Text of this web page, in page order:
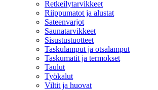
Retkeilytarvikkeet
Riippumatot ja alustat
Sateenvarjot
Saunatarvikkeet
Sisustustuotteet
Taskulamput ja otsalamput
Taskumatit ja termokset
Taulut
Työkalut
Viltit ja huovat